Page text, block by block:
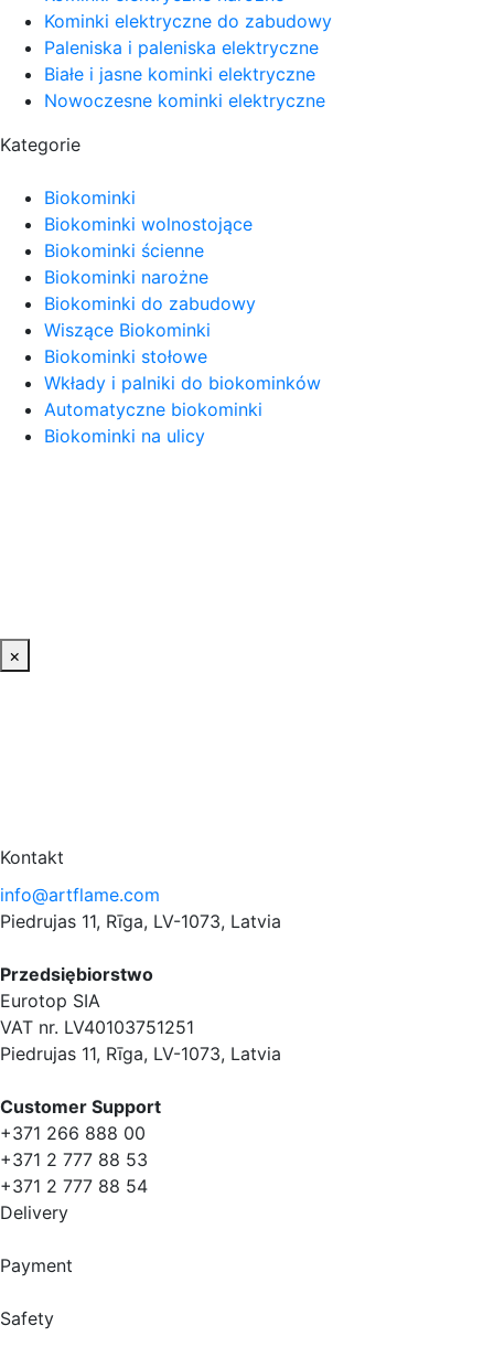
Kominki elektryczne do zabudowy
Paleniska i paleniska elektryczne
Białe i jasne kominki elektryczne
Nowoczesne kominki elektryczne
Kategorie
Biokominki
Biokominki wolnostojące
Biokominki ścienne
Biokominki narożne
Biokominki do zabudowy
Wiszące Biokominki
Biokominki stołowe
Wkłady i palniki do biokominków
Automatyczne biokominki
Biokominki na ulicy
×
Kontakt
info@artflame.com
Piedrujas 11, Rīga, LV-1073, Latvia
Przedsiębiorstwo
Eurotop SIA
VAT nr. LV40103751251
Piedrujas 11, Rīga, LV-1073, Latvia
Сustomer Support
+371 266 888 00
+371 2 777 88 53
+371 2 777 88 54
Delivery
Payment
Safety